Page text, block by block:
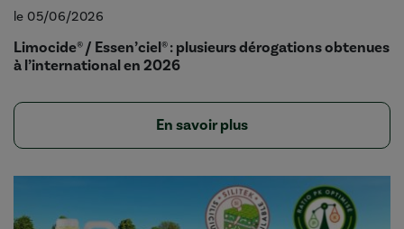
le 05/06/2026
Limocide® / Essen’ciel® : plusieurs dérogations obtenues
à l’international en 2026
En savoir plus